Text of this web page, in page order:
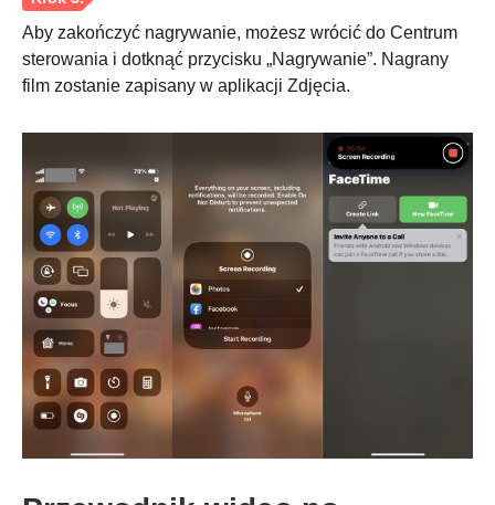
Aby zakończyć nagrywanie, możesz wrócić do Centrum
sterowania i dotknąć przycisku „Nagrywanie”. Nagrany
film zostanie zapisany w aplikacji Zdjęcia.